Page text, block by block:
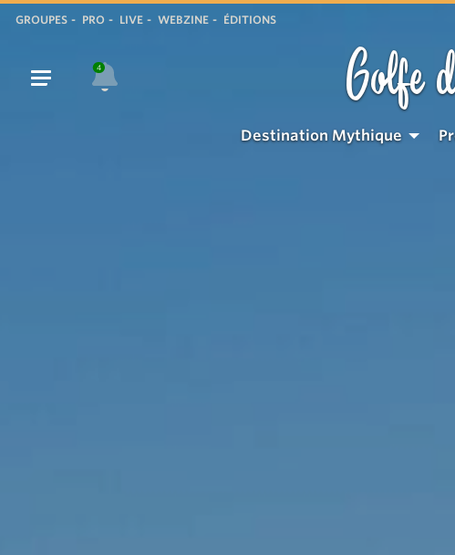
GROUPES PRO LIVE WEBZINE ÉDITIONS
4 Golfe
Destination Mythique
Piste
Grimaud/Sainte-
Maxime